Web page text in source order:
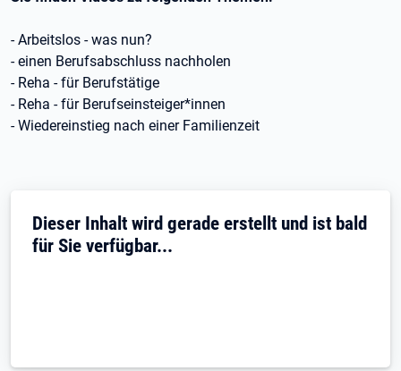
- Arbeitslos - was nun?
- einen Berufsabschluss nachholen
- Reha - für Berufstätige
- Reha - für Berufseinsteiger*innen
- Wiedereinstieg nach einer Familienzeit
Dieser Inhalt wird gerade erstellt und ist bald
für Sie verfügbar...